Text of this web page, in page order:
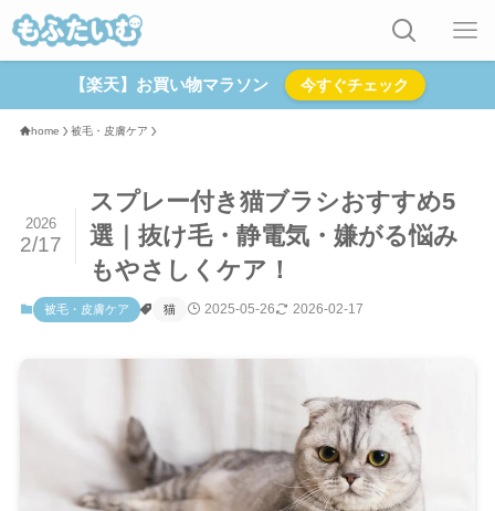
【楽天】お買い物マラソン 今すぐチェック
home 被毛・皮膚ケア
スプレー付き猫ブラシおすすめ5
選｜抜け毛・静電気・嫌がる悩み
もやさしくケア！
2026
2/17
被毛・皮膚ケア 猫 2025-05-26 2026-02-17